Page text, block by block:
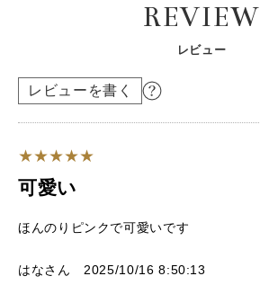
REVIEW
レビュー
レビューを書く
可愛い
ほんのりピンクで可愛いです
はなさん 2025/10/16 8:50:13